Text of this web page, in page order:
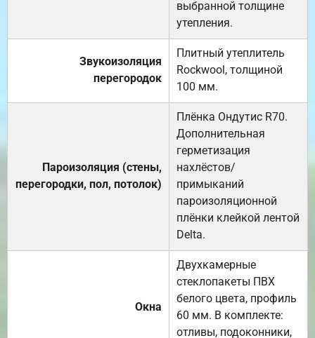
выбранной толщине
утепления.
Звукоизоляция
перегородок
Плитный утеплитель
Rockwool, толщиной
100 мм.
Пароизоляция (стены,
перегородки, пол, потолок)
Плёнка Ондутис R70.
Дополнительная
герметизация
нахлёстов/
примыканий
пароизоляционной
плёнки клейкой лентой
Delta.
Окна
Двухкамерные
стеклопакеты ПВХ
белого цвета, профиль
60 мм. В комплекте:
отливы, подоконники,